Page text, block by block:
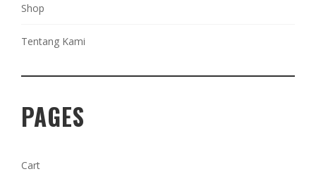
Shop
Tentang Kami
PAGES
Cart